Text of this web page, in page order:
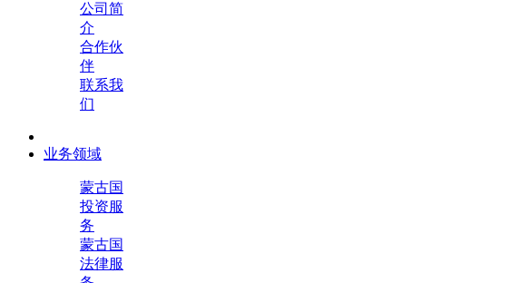
公司简
介
合作伙
伴
联系我
们
业务领域
蒙古国
投资服
务
蒙古国
法律服